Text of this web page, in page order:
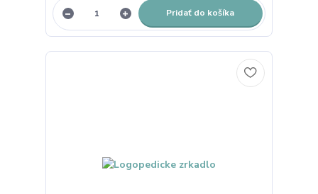
Pridať do košíka